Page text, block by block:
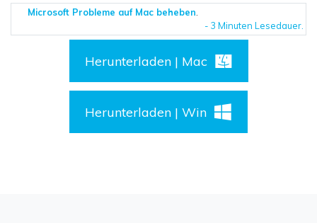
Microsoft Probleme auf Mac beheben.
- 3 Minuten Lesedauer.
Herunterladen | Mac
Herunterladen | Win